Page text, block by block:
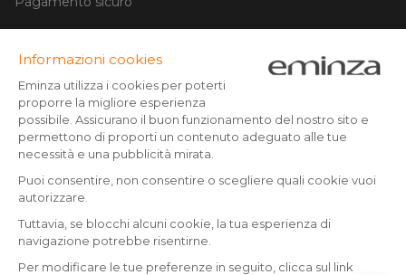
Carta di credito, Paypal, bonifico a partire da CHF 500,
Twint, Apple/Google pay.
Seguici su :
© Copyright 2025 Eminza | Tutti i diritti riservati |
FRANCECHE